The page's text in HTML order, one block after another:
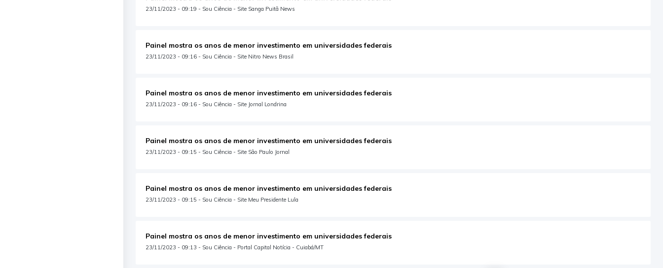
23/11/2023 - 09:19 - Sou Ciência - Site Sanga Puitã News
Painel mostra os anos de menor investimento em universidades federais
23/11/2023 - 09:16 - Sou Ciência - Site Nitro News Brasil
Painel mostra os anos de menor investimento em universidades federais
23/11/2023 - 09:16 - Sou Ciência - Site Jornal Londrina
Painel mostra os anos de menor investimento em universidades federais
23/11/2023 - 09:15 - Sou Ciência - Site São Paulo Jornal
Painel mostra os anos de menor investimento em universidades federais
23/11/2023 - 09:15 - Sou Ciência - Site Meu Presidente Lula
Painel mostra os anos de menor investimento em universidades federais
23/11/2023 - 09:13 - Sou Ciência - Portal Capital Notícia - Cuiabá/MT